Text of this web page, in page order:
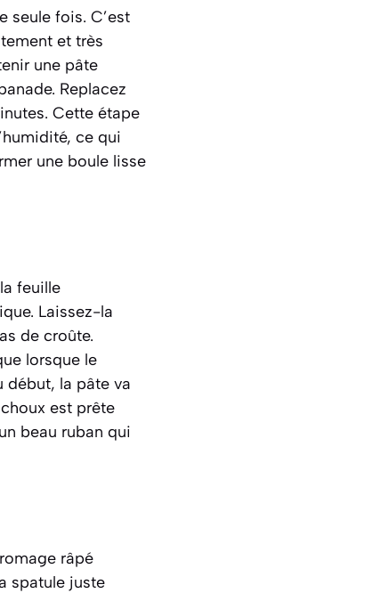
seule fois. C’est
et très
une pâte
Replacez
Cette étape
ce qui
une boule lisse
feuille
Laissez-la
de croûte.
lorsque le
début, la pâte va
est prête
beau ruban qui
râpé
spatule juste